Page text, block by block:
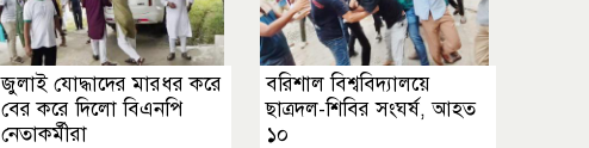
জুলাই যোদ্ধাদের মারধর করে
বের করে দিলো বিএনপি
নেতাকর্মীরা
বরিশাল বিশ্ববিদ্যালয়ে
ছাত্রদল-শিবির সংঘর্ষ, আহত
১০